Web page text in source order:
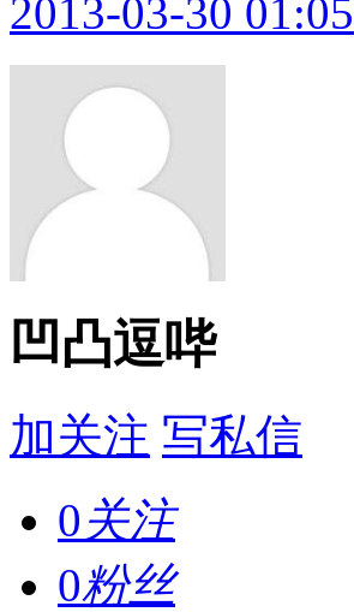
2013-03-30 01:05
凹凸逗哔
加关注 写私信
0关注
0粉丝